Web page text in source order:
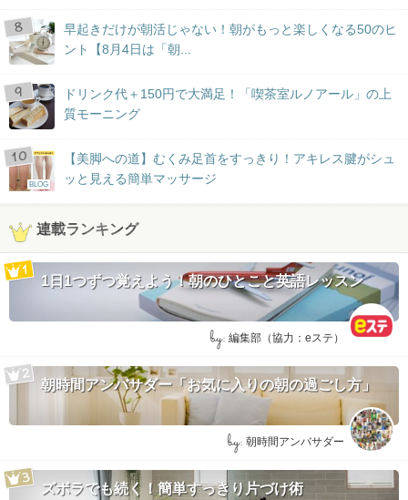
早起きだけが朝活じゃない！朝がもっと楽しくなる50のヒ
ント【8月4日は「朝...
ドリンク代＋150円で大満足！「喫茶室ルノアール」の上
質モーニング
BLOG
【美脚への道】むくみ足首をすっきり！アキレス腱がシュ
ッと見える簡単マッサージ
連載ランキング
1日1つずつ覚えよう！朝のひとこと英語レッスン
by: 編集部（協力：eステ）
朝時間アンバサダー「お気に入りの朝の過ごし方」
by: 朝時間アンバサダー
ズボラでも続く！簡単すっきり片づけ術